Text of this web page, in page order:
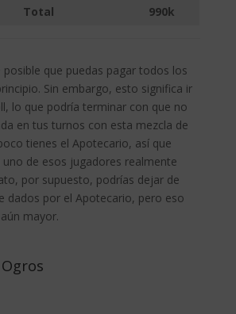
Total
990k
posible que puedas pagar todos los
Sin embargo, esto significa ir
lo que podría terminar con que no
en tus turnos con esta mezcla de
tienes el Apotecario, así que
de esos jugadores realmente
por supuesto, podrías dejar de
dados por el Apotecario, pero eso
mayor.